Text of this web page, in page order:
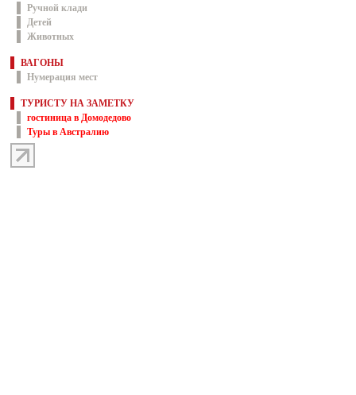
Ручной клади
Детей
Животных
ВАГОНЫ
Нумерация мест
ТУРИСТУ НА ЗАМЕТКУ
гостиница в Домодедово
Туры в Австралию